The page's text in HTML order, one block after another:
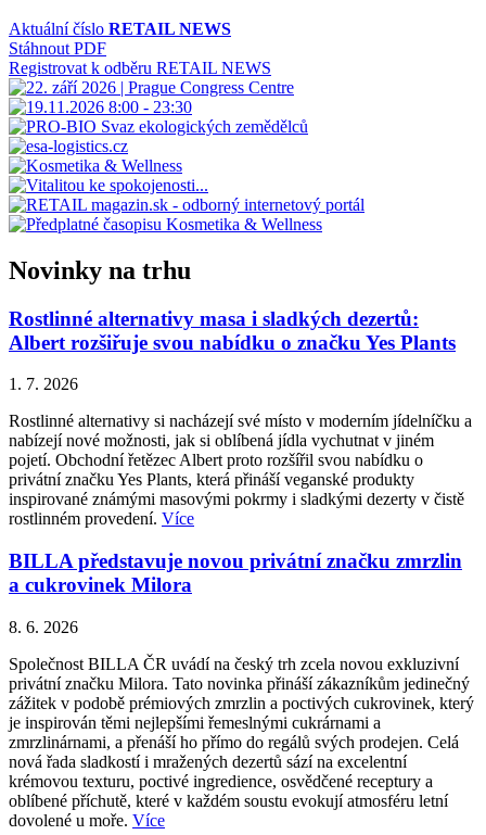
Aktuální číslo RETAIL NEWS
Stáhnout PDF
Registrovat k odběru RETAIL NEWS
Novinky na trhu
Rostlinné alternativy masa i sladkých dezertů:
Albert rozšiřuje svou nabídku o značku Yes Plants
1. 7. 2026
Rostlinné alternativy si nacházejí své místo v moderním jídelníčku a
nabízejí nové možnosti, jak si oblíbená jídla vychutnat v jiném
pojetí. Obchodní řetězec Albert proto rozšířil svou nabídku o
privátní značku Yes Plants, která přináší veganské produkty
inspirované známými masovými pokrmy i sladkými dezerty v čistě
rostlinném provedení. Více
BILLA představuje novou privátní značku zmrzlin
a cukrovinek Milora
8. 6. 2026
Společnost BILLA ČR uvádí na český trh zcela novou exkluzivní
privátní značku Milora. Tato novinka přináší zákazníkům jedinečný
zážitek v podobě prémiových zmrzlin a poctivých cukrovinek, který
je inspirován těmi nejlepšími řemeslnými cukrárnami a
zmrzlinárnami, a přenáší ho přímo do regálů svých prodejen. Celá
nová řada sladkostí i mražených dezertů sází na excelentní
krémovou texturu, poctivé ingredience, osvědčené receptury a
oblíbené příchutě, které v každém soustu evokují atmosféru letní
dovolené u moře. Více